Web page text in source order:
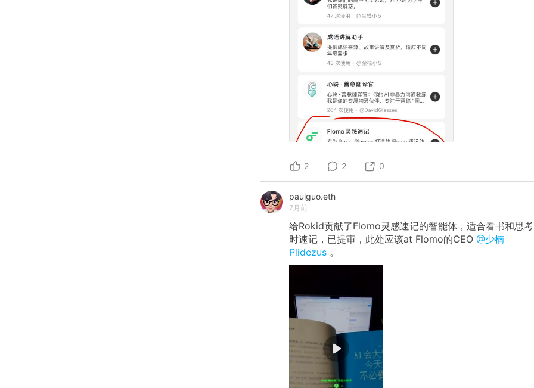
2 2 0
paulguo.eth
7月前
给Rokid贡献了Flomo灵感速记的智能体，适合看书和思考
时速记，已提审，此处应该at Flomo的CEO @少楠
Plidezus 。